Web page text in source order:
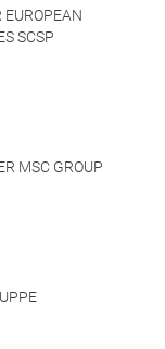
EUROPEAN
SCSP
MSC GROUP